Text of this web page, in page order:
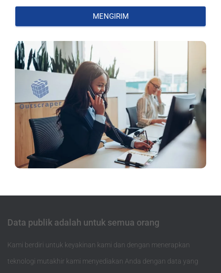
MENGIRIM
Data publik adalah untuk semua orang
Kami berdiri untuk keyakinan kami dan dengan menerapkan
teknologi mutakhir kami menyediakan Anda dengan data yang